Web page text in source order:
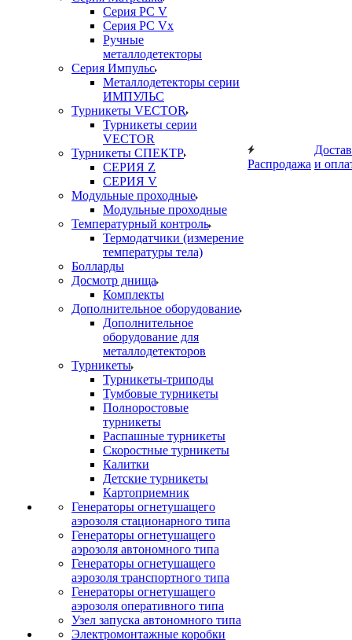
Серия PC V
Серия PC Vx
Ручные
металлодетекторы
Серия Импульс
Металлодетекторы серии
ИМПУЛЬС
Турникеты VECTOR
Турникеты серии
VECTOR
Турникеты СПЕКТР
СЕРИЯ Z
СЕРИЯ V
Модульные проходные
Модульные проходные
Температурный контроль
Термодатчики (измерение
температуры тела)
Болларды
Досмотр днища
Комплекты
Дополнительное оборудование
Дополнительное
оборудование для
металлодетекторов
Турникеты
Турникеты-триподы
Тумбовые турникеты
Полноростовые
турникеты
Распашные турникеты
Скоростные турникеты
Калитки
Детские турникеты
Картоприемник
Генераторы огнетушащего
аэрозоля стационарного типа
Генераторы огнетушащего
аэрозоля автономного типа
Генераторы огнетушащего
аэрозоля транспортного типа
Генераторы огнетушащего
аэрозоля оперативного типа
Узел запуска автономного типа
Электромонтажные коробки
Распродажа и